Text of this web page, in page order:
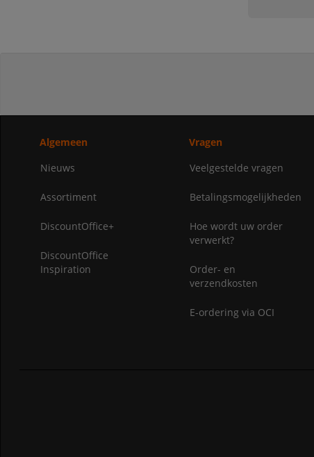
Algemeen
Nieuws
Assortiment
DiscountOffice+
DiscountOffice
Inspiration
Vragen
Veelgestelde vragen
Betalingsmogelijkheden
Hoe wordt uw order
verwerkt?
Order- en
verzendkosten
E-ordering via OCI